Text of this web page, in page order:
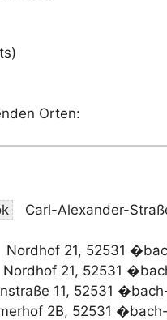
Orten:
Carl-Alexander-
Nordhof 21, 52531
Nordhof 21, 52531
11, 52531
2B, 52531